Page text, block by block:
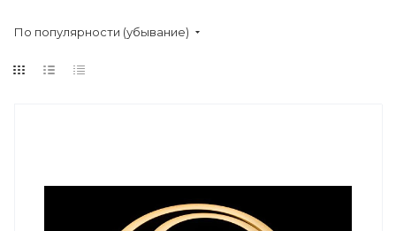
По популярности (убывание)